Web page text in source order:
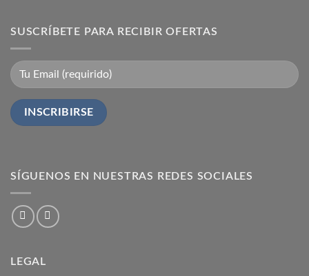
SUSCRÍBETE PARA RECIBIR OFERTAS
SÍGUENOS EN NUESTRAS REDES SOCIALES
LEGAL